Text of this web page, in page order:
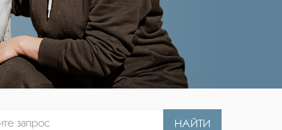
фото, видео в Телеграм >>
НАЙТИ